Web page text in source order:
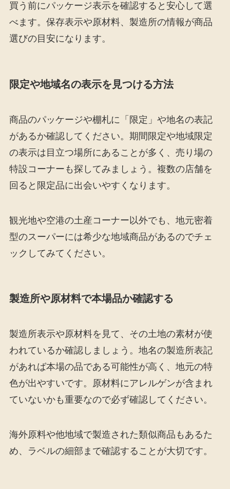
買う前にパッケージ表示を確認すると安心して選
べます。保存表示や原材料、製造所の情報が商品
選びの目安になります。
限定や地域名の表示を見つける方法
商品のパッケージや棚札に「限定」や地名の表記
があるか確認してください。期間限定や地域限定
の表示は目立つ場所にあることが多く、売り場の
特設コーナーも探してみましょう。複数の店舗を
回ると限定品に出会いやすくなります。
観光地や空港の土産コーナー以外でも、地元密着
型のスーパーには希少な地域商品があるのでチェ
ックしてみてください。
製造所や原材料で本場品か確認する
製造所表示や原材料を見て、その土地の素材が使
われているか確認しましょう。地名の製造所表記
があれば本場の品である可能性が高く、地元の特
色が出やすいです。原材料にアレルゲンが含まれ
ていないかも重要なので必ず確認してください。
海外原料や他地域で製造された類似商品もあるた
め、ラベルの細部まで確認することが大切です。